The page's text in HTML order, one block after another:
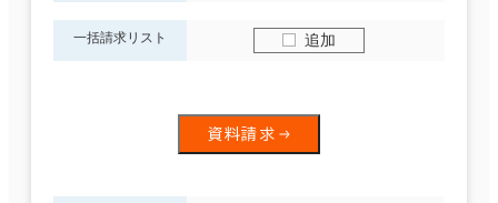
一括請求リスト 追加
資料請求